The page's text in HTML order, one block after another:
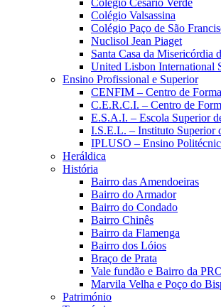
Colégio Cesário Verde
Colégio Valsassina
Colégio Paço de São
Nuclisol Jean Piaget
Santa Casa da Misericórdia
United Lisbon International
Ensino Profissional e Superior
CENFIM – Centro de
C.E.R.C.I. – Centro de
E.S.A.I. – Escola Superior
I.S.E.L. – Instituto Superior
IPLUSO – Ensino
Heráldica
História
Bairro das Amendoeiras
Bairro do Armador
Bairro do Condado
Bairro Chinês
Bairro da Flamenga
Bairro dos Lóios
Braço de Prata
Vale fundão e Bairro da
Marvila Velha e Poço do
Património